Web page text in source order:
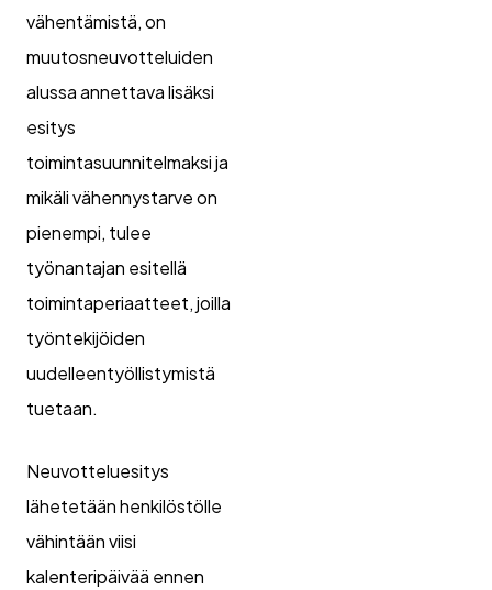
vähentämistä, on
muutosneuvotteluiden
alussa annettava lisäksi
esitys
toimintasuunnitelmaksi ja
mikäli vähennystarve on
pienempi, tulee
työnantajan esitellä
toimintaperiaatteet, joilla
työntekijöiden
uudelleentyöllistymistä
tuetaan.
Neuvotteluesitys
lähetetään henkilöstölle
vähintään viisi
kalenteripäivää ennen